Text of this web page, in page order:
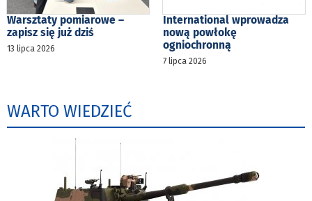
Warsztaty pomiarowe –
zapisz się już dziś
13 lipca 2026
International wprowadza
nową powłokę
ogniochronną
7 lipca 2026
WARTO WIEDZIEĆ